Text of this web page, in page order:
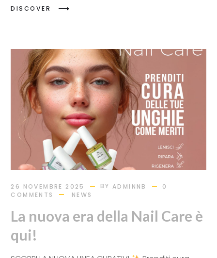
DISCOVER
26 NOVEMBRE 2025 BY ADMINNB
0
COMMENTS
NEWS
La nuova era della Nail Care è
qui!